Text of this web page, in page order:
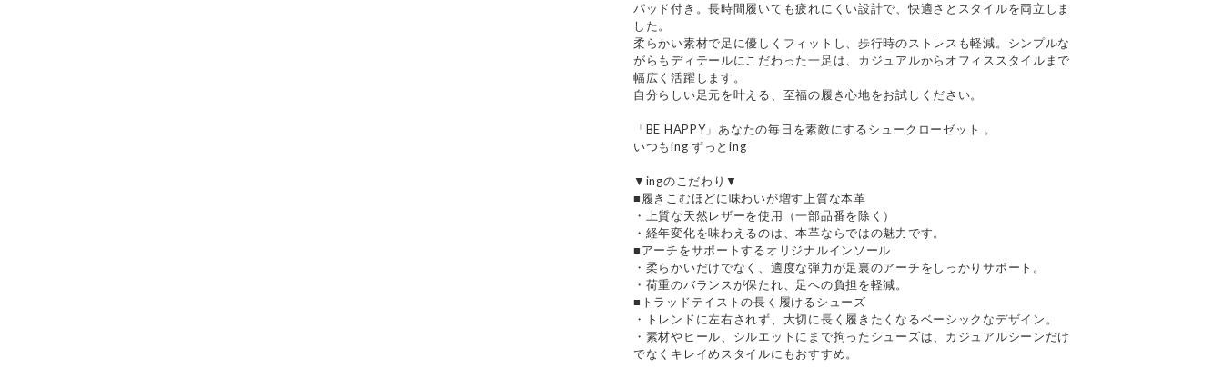
パッド付き。長時間履いても疲れにくい設計で、快適さとスタイルを両立しま
した。
柔らかい素材で足に優しくフィットし、歩行時のストレスも軽減。シンプルな
がらもディテールにこだわった一足は、カジュアルからオフィススタイルまで
幅広く活躍します。
自分らしい足元を叶える、至福の履き心地をお試しください。
「BE HAPPY」あなたの毎日を素敵にするシュークローゼット 。
いつもing ずっとing
▼ingのこだわり▼
■履きこむほどに味わいが増す上質な本革
・上質な天然レザーを使用（一部品番を除く）
・経年変化を味わえるのは、本革ならではの魅力です。
■アーチをサポートするオリジナルインソール
・柔らかいだけでなく、適度な弾力が足裏のアーチをしっかりサポート。
・荷重のバランスが保たれ、足への負担を軽減。
■トラッドテイストの長く履けるシューズ
・トレンドに左右されず、大切に長く履きたくなるベーシックなデザイン。
・素材やヒール、シルエットにまで拘ったシューズは、カジュアルシーンだけ
でなくキレイめスタイルにもおすすめ。